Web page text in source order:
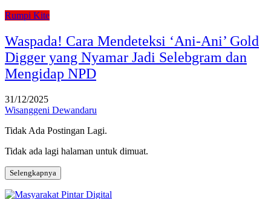
Rumpi Kite
Waspada! Cara Mendeteksi ‘Ani-Ani’ Gold
Digger yang Nyamar Jadi Selebgram dan
Mengidap NPD
31/12/2025
Wisanggeni Dewandaru
Tidak Ada Postingan Lagi.
Tidak ada lagi halaman untuk dimuat.
Selengkapnya